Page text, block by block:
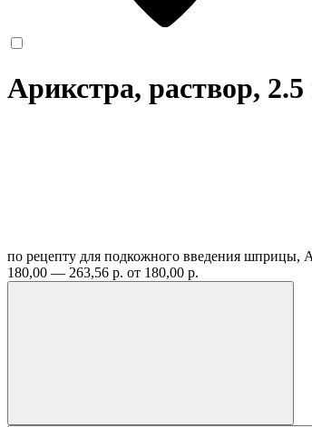
Арикстра, раствор,
по рецепту для подкожного введения шприцы,
180,00 — 263,56 р. от 180,00 р.